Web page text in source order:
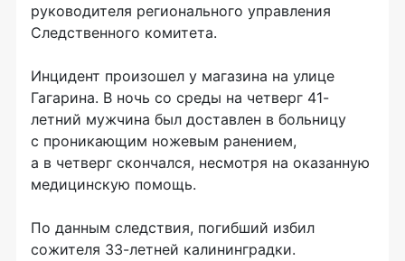
руководителя регионального управления
Следственного комитета.
Инцидент произошел у магазина на улице
Гагарина. В ночь со среды на четверг 41-
летний мужчина был доставлен в больницу
с проникающим ножевым ранением,
а в четверг скончался, несмотря на оказанную
медицинскую помощь.
По данным следствия, погибший избил
сожителя 33-летней калининградки.